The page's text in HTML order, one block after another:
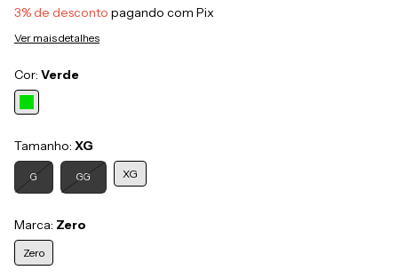
3% de desconto pagando com Pix
Ver mais detalhes
Cor: Verde
Tamanho: XG
G GG XG
Marca: Zero
Zero